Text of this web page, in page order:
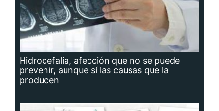
Hidrocefalia, afección que no se puede
prevenir, aunque sí las causas que la
producen